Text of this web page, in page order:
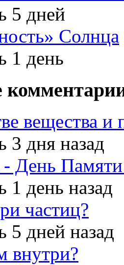
5 дней
Солнца
1 день
вещества и
3 дня назад
- День
1 день назад
частиц?
5 дней назад
внутри?